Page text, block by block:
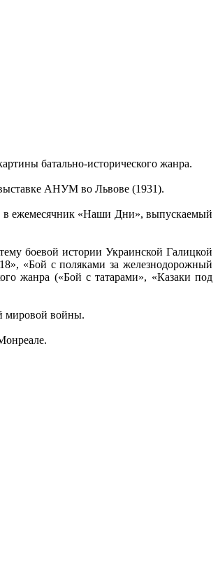
батально-исторического жанра.
АНУМ во Львове (1931).
в ежемесячник «Наши Дни», выпускаемый
боевой истории Украинской Галицкой
«Бой с поляками за железнодорожный
жанра («Бой с татарами», «Казаки под
мировой войны.